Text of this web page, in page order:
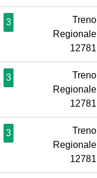
3
Treno
Regionale
12781
3
Treno
Regionale
12781
3
Treno
Regionale
12781